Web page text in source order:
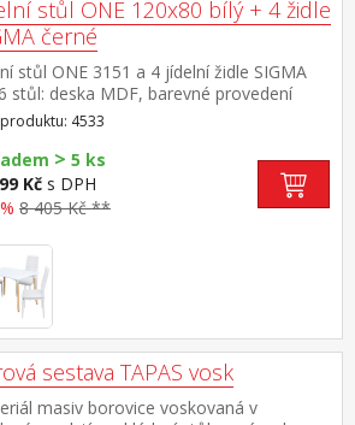
stůl ONE 120x80 bílý + 4 židle
černé
stůl ONE 3151 a 4 jídelní židle SIGMA
stůl: deska MDF, barevné provedení
konstrukce, barevné provedení
kulaté nohy, materiál masiv buk židle:
kůže – imitace, barevné provedení
kovové nohy a konstrukce, výška sedu
47 cm rozměr stolu (š/h/v) 120 × 80 × 74
4533
> 5 ks
Kč s DPH
8 405 Kč **
sestava TAPAS vosk
masiv borovice voskovaná v